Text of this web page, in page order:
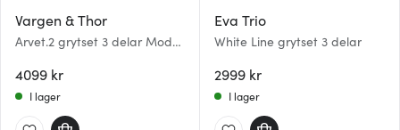
Vargen & Thor
Arvet.2 grytset 3 delar Modell
4099 kr
I lager
Eva Trio
White Line grytset 3 delar
2999 kr
I lager